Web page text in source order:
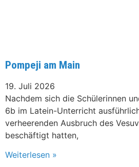
Pompeji am Main
19. Juli 2026
Nachdem sich die Schülerinnen
6b im Latein-Unterricht
verheerenden Ausbruch des
beschäftigt hatten,
Weiterlesen »